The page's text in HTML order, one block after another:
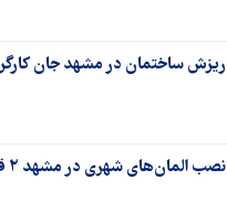
ریزش ساختمان در مشهد جان
نصب المان‌های شهری در مشهد ۲ قربانی گرفت